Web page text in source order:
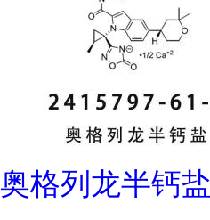
奥格列龙半钙盐